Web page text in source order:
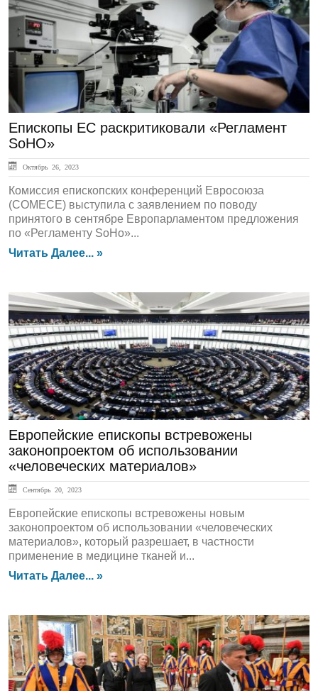
ЛЕНТА НОВОСТЕЙ
Епископы ЕС раскритиковали «Регламент
SoHO»
Октябрь 26, 2023
Комиссия епископских конференций Евросоюза
(СОМЕСЕ) выступила с заявлением по поводу
принятого в сентябре Европарламентом предложения
по «Регламенту SoHo»...
Читать Далее... »
ЛЕНТА НОВОСТЕЙ
Европейские епископы встревожены
законопроектом об использовании
«человеческих материалов»
Сентябрь 20, 2023
Европейские епископы встревожены новым
законопроектом об использовании «человеческих
материалов», который разрешает, в частности
применение в медицине тканей и...
Читать Далее... »
ЛЕНТА НОВОСТЕЙ